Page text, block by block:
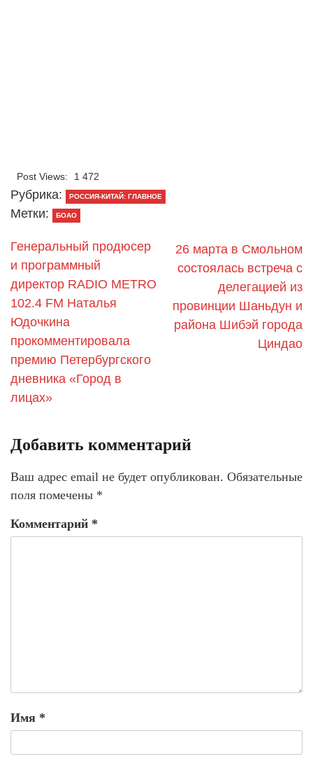
Post Views: 1 472
Рубрика: РОССИЯ-КИТАЙ: ГЛАВНОЕ
Метки: БОАО
Генеральный продюсер
и программный
директор RADIO METRO
102.4 FM Наталья
Юдочкина
прокомментировала
премию Петербургского
дневника «Город в
лицах»
26 марта в Смольном
состоялась встреча с
делегацией из
провинции Шаньдун и
района Шибэй города
Циндао
Добавить комментарий
Ваш адрес email не будет опубликован. Обязательные
поля помечены *
Комментарий *
Имя *